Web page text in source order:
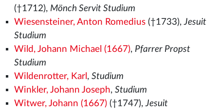
(†1712), Mönch Servit Studium
Wiesensteiner, Anton Romedius(†1733),Jesuit
Studium
Wild, Johann Michael (1667), Pfarrer Propst
Studium
Wildenrotter, Karl , Studium
Winkler, Johann Joseph, Studium
Witwer, Johann (1667)(†1747),Jesuit